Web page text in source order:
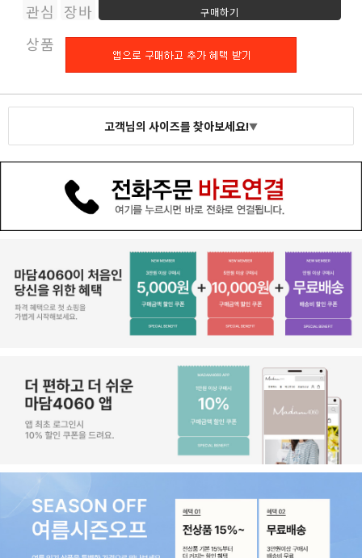
관심
상품
장바
구니
구매하기
고객님의 사이즈를 찾아보세요!▼